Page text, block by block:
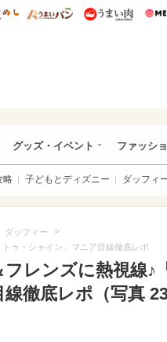
ズニー特集
うまいめし うまいパン う
グッズ・イベント ファッシ
略 子どもとディズニー ダッフィ
ダッフィー >
ゥ・シャイン」マニア目線徹底レポ
レンズに熱視線♪
徹底レポ（写真